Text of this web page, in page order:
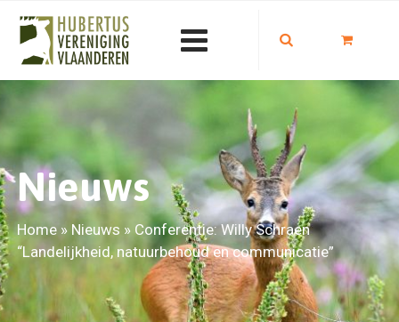
Nieuws
Home» Nieuws » Conferentie: Willy Schraen
“Landelijkheid, natuurbehoud en communicatie”